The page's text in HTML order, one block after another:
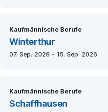
Kaufmännische Berufe
Winterthur
07. Sep. 2026 - 15. Sep. 2026
Kaufmännische Berufe
Schaffhausen